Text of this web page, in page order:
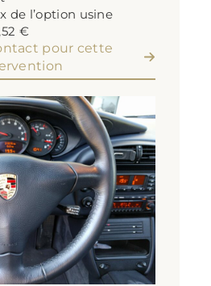
de l’option usine
€
pour cette